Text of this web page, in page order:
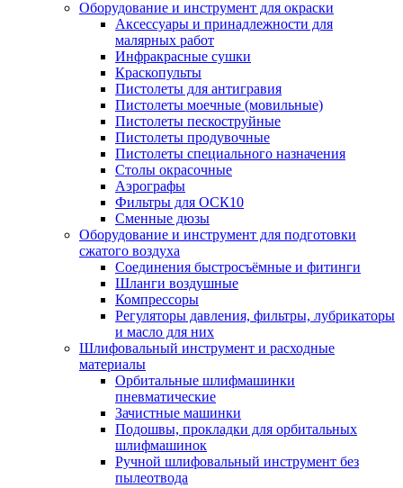
Оборудование и инструмент для окраски
Аксессуары и принадлежности для
малярных работ
Инфракрасные сушки
Краскопульты
Пистолеты для антигравия
Пистолеты моечные (мовильные)
Пистолеты пескоструйные
Пистолеты продувочные
Пистолеты специального назначения
Столы окрасочные
Аэрографы
Фильтры для ОСК10
Сменные дюзы
Оборудование и инструмент для подготовки
сжатого воздуха
Соединения быстросъёмные и фитинги
Шланги воздушные
Компрессоры
Регуляторы давления, фильтры, лубрикаторы
и масло для них
Шлифовальный инструмент и расходные
материалы
Орбитальные шлифмашинки
пневматические
Зачистные машинки
Подошвы, прокладки для орбитальных
шлифмашинок
Ручной шлифовальный инструмент без
пылеотвода